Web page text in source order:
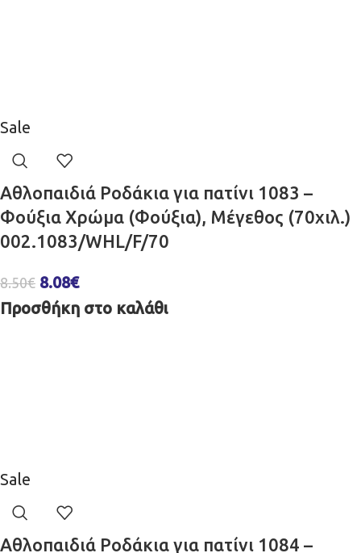
Sale
Αθλοπαιδιά Ροδάκια για πατίνι 1083 –
Φούξια Χρώμα (Φούξια), Μέγεθος (70χιλ.)
002.1083/WHL/F/70
8.50€ 8.08€
Προσθήκη στο καλάθι
Sale
Αθλοπαιδιά Ροδάκια για πατίνι 1084 –